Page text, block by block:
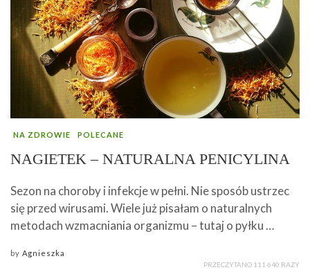
NA ZDROWIE POLECANE
NAGIETEK – NATURALNA PENICYLINA
Sezon na choroby i infekcje w pełni. Nie sposób ustrzec
się przed wirusami. Wiele już pisałam o naturalnych
metodach wzmacniania organizmu – tutaj o pyłku …
by Agnieszka
PRZECZYTANO 111 640 RAZY